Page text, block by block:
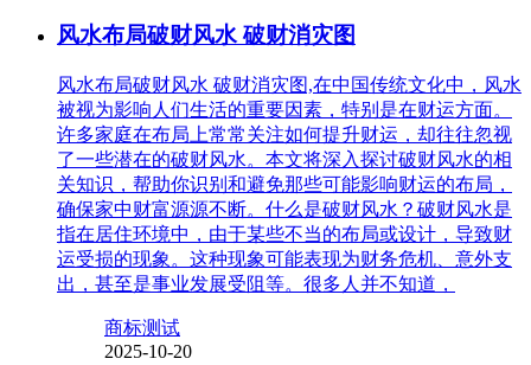
风水布局破财风水 破财消灾图
风水布局破财风水 破财消灾图,在中国传统文化中，风水
被视为影响人们生活的重要因素，特别是在财运方面。
许多家庭在布局上常常关注如何提升财运，却往往忽视
了一些潜在的破财风水。本文将深入探讨破财风水的相
关知识，帮助你识别和避免那些可能影响财运的布局，
确保家中财富源源不断。什么是破财风水？破财风水是
指在居住环境中，由于某些不当的布局或设计，导致财
运受损的现象。这种现象可能表现为财务危机、意外支
出，甚至是事业发展受阻等。很多人并不知道，
商标测试
2025-10-20